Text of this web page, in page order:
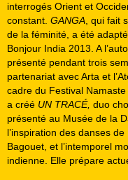
interrogés Orient et
constant. GANGA, qui fait
de la féminité, a été
Bonjour India 2013. A
présenté pendant trois
partenariat avec Arta et
cadre du Festival
a créé UN TRACÉ, duo
présenté au Musée de la
l’inspiration des danses
Bagouet, et l’intemporel
indienne. Elle prépare